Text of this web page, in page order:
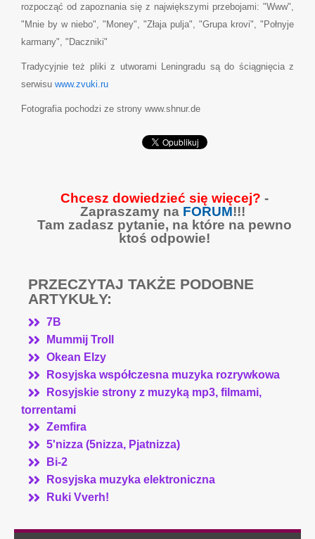
rozpocząć od zapoznania się z największymi przebojami: "Www",
"Mnie by w niebo", "Money", "Złaja pulja", "Grupa krovi", "Połnyje
karmany", "Daczniki"
Tradycyjnie też pliki z utworami Leningradu są do ściągnięcia z
serwisu www.zvuki.ru
Fotografia pochodzi ze strony www.shnur.de
Chcesz dowiedzieć się więcej? -
Zapraszamy na FORUM!!!
Tam zadasz pytanie, na które na pewno
ktoś odpowie!
PRZECZYTAJ TAKŻE PODOBNE
ARTYKUŁY:
7B
Mummij Troll
Okean Elzy
Rosyjska współczesna muzyka rozrywkowa
Rosyjskie strony z muzyką mp3, filmami,
torrentami
Zemfira
5'nizza (5nizza, Pjatnizza)
Bi-2
Rosyjska muzyka elektroniczna
Ruki Vverh!